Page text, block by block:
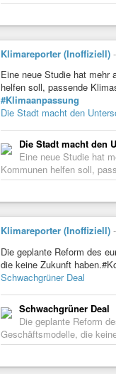
Klimareporter (Inoffiziell) -
Eine neue Studie hat mehr
helfen soll, passende
#Klimaanpassung
Die Stadt macht den
Die Stadt macht den
Eine neue Studie hat
Kommunen helfen soll,
Klimareporter (Inoffiziell) -
Die geplante Reform des
die keine Zukunft
Schwachgrüner Deal
Schwachgrüner Deal
Die geplante Reform
Geschäftsmodelle, die